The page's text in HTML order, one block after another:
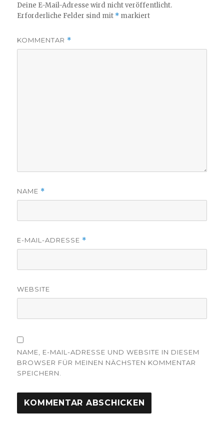
Deine E-Mail-Adresse wird nicht veröffentlicht.
Erforderliche Felder sind mit * markiert
KOMMENTAR *
NAME *
E-MAIL-ADRESSE *
WEBSITE
NAME, E-MAIL-ADRESSE UND WEBSITE IN DIESEM
BROWSER FÜR MEINEN NÄCHSTEN KOMMENTAR
SPEICHERN.